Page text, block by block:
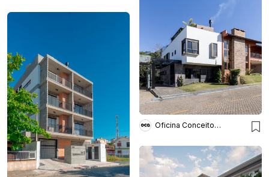
Oficina Conceito Arquitetura